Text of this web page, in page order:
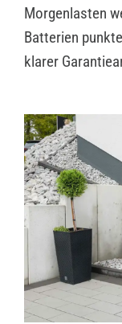
Morgenlasten
Batterien
klarer